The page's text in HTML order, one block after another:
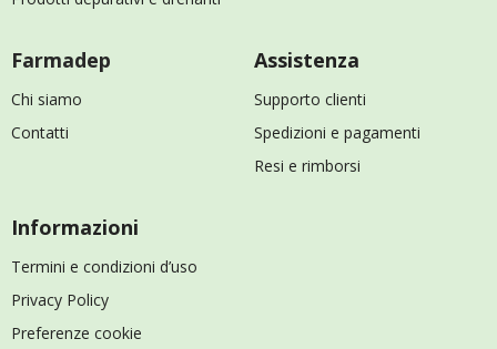
Farmadep
Chi siamo
Contatti
Assistenza
Supporto clienti
Spedizioni e pagamenti
Resi e rimborsi
Informazioni
Termini e condizioni d’uso
Privacy Policy
Preferenze cookie